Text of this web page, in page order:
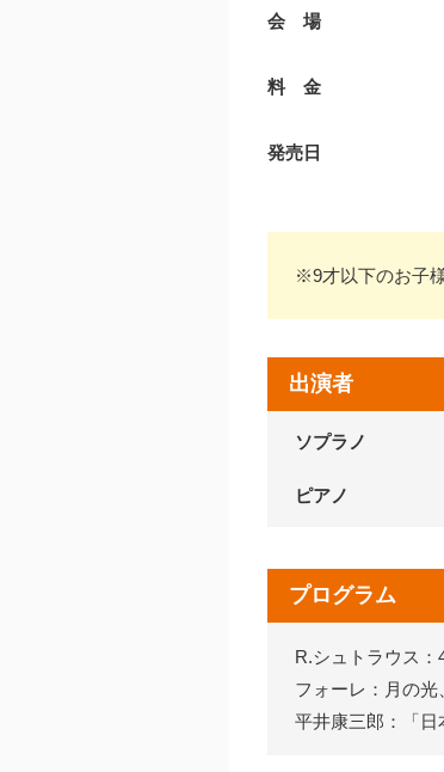
会 場
料 金
発売日
※9才以下のお子
出演者
ソプラノ
ピアノ
プログラム
R.シュトラウス：
フォーレ：月の光
平井康三郎：「日